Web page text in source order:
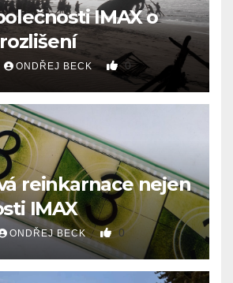
IMAX o
ONDŘEJ BECK 0
reinkarnace nejen
IMAX
ONDŘEJ BECK 0